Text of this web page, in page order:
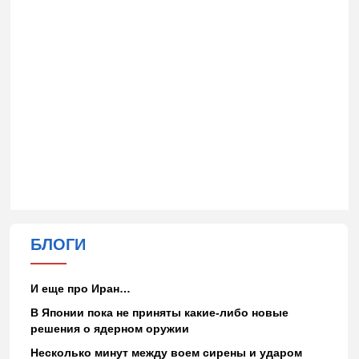
БЛОГИ
И еще про Иран…
В Японии пока не приняты какие-либо новые
решения о ядерном оружии
Несколько минут между воем сирены и ударом